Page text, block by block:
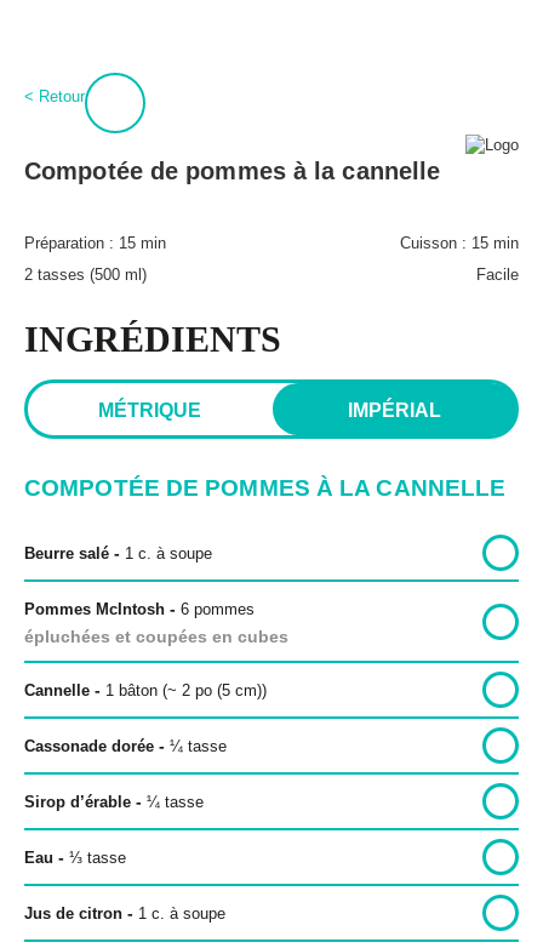
PROCURE-TOI MAGIQUES BOULETTES!
< Retour
Compotée de pommes à la cannelle
Préparation : 15 min Cuisson : 15 min
2 tasses (500 ml)
Facile
INGRÉDIENTS
MÉTRIQUE IMPÉRIAL
COMPOTÉE DE POMMES À LA CANNELLE
Beurre salé - 1 c. à soupe
Pommes McIntosh - 6 pommes
épluchées et coupées en cubes
Cannelle - 1 bâton (~ 2 po (5 cm))
Cassonade dorée - ¼ tasse
Sirop d’érable - ¼ tasse
Eau - ⅓ tasse
Jus de citron - 1 c. à soupe
À propos
Paméla Rousseau
BPT+
Politique de confidentialité
Politique éditoriale
Conditions d’utilisation
Copyright © 2026 Bon pour toi.
Tous droits réservés.